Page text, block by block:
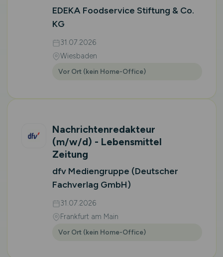
EDEKA Foodservice Stiftung & Co.
KG
31.07.2026
Wiesbaden
Vor Ort (kein Home-Office)
Nachrichtenredakteur
(m/w/d) - Lebensmittel
Zeitung
dfv Mediengruppe (Deutscher
Fachverlag GmbH)
31.07.2026
Frankfurt am Main
Vor Ort (kein Home-Office)